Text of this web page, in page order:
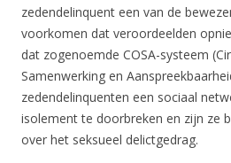
zedendelinquent een van de
voorkomen dat veroordeelden
dat zogenoemde COSA-systeem
Samenwerking en
zedendelinquenten een sociaal
isolement te doorbreken en zijn ze
over het seksueel delictgedrag.